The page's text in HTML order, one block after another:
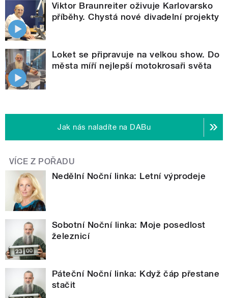
Viktor Braunreiter oživuje Karlovarsko
příběhy. Chystá nové divadelní projekty
Loket se připravuje na velkou show. Do
města míří nejlepší motokrosaři světa
Jak nás naladíte na DABu
VÍCE Z POŘADU
Nedělní Noční linka: Letní výprodeje
Sobotní Noční linka: Moje posedlost
železnicí
Páteční Noční linka: Když čáp přestane
stačit